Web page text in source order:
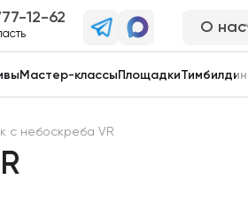
12-62
О нас
Мастер-классы Площадки
с небоскреба VR